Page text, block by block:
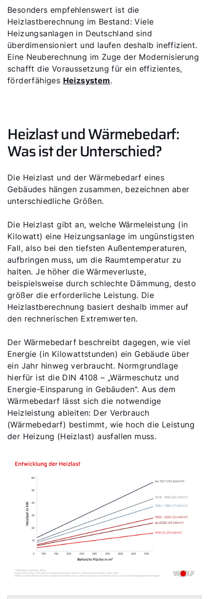
Besonders empfehlenswert ist die
Heizlastberechnung im Bestand: Viele
Heizungsanlagen in Deutschland sind
überdimensioniert und laufen deshalb ineffizient.
Eine Neuberechnung im Zuge der Modernisierung
schafft die Voraussetzung für ein effizientes,
förderfähiges Heizsystem.
Heizlast und Wärmebedarf:
Was ist der Unterschied?
Die Heizlast und der Wärmebedarf eines
Gebäudes hängen zusammen, bezeichnen aber
unterschiedliche Größen.
Die Heizlast gibt an, welche Wärmeleistung (in
Kilowatt) eine Heizungsanlage im ungünstigsten
Fall, also bei den tiefsten Außentemperaturen,
aufbringen muss, um die Raumtemperatur zu
halten. Je höher die Wärmeverluste,
beispielsweise durch schlechte Dämmung, desto
größer die erforderliche Leistung. Die
Heizlastberechnung basiert deshalb immer auf
den rechnerischen Extremwerten.
Der Wärmebedarf beschreibt dagegen, wie viel
Energie (in Kilowattstunden) ein Gebäude über
ein Jahr hinweg verbraucht. Normgrundlage
hierfür ist die DIN 4108 – „Wärmeschutz und
Energie-Einsparung in Gebäuden". Aus dem
Wärmebedarf lässt sich die notwendige
Heizleistung ableiten: Der Verbrauch
(Wärmebedarf) bestimmt, wie hoch die Leistung
der Heizung (Heizlast) ausfallen muss.